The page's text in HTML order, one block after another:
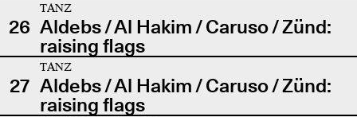
26
TANZ
Aldebs / Al Hakim / Caruso / Zünd:
raising flags
27
TANZ
Aldebs / Al Hakim / Caruso / Zünd:
raising flags